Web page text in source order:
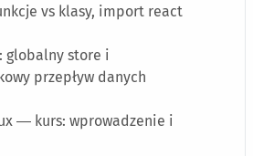
vs klasy, import react
globalny store i
przepływ danych
— kurs: wprowadzenie i